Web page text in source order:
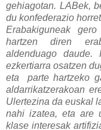
gehiagotan. LABek,
du konfederazio
Erabakiguneak
hartzen diren
aldenduago daude.
ezkertiarra osatzen
eta parte hartzeko
aldarrikatzerakoan
Ulertezina da euskal
nahi izatea, eta are
klase interesak